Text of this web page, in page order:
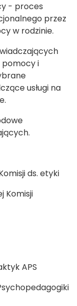
- proces
przez
w rodzinie.
i
usługi na
ds. etyki
Komisji
APS